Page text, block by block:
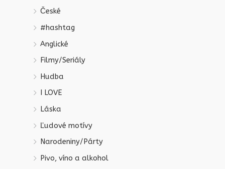
České
#hashtag
Anglické
Filmy/Seriály
Hudba
I LOVE
Láska
Ľudové motívy
Narodeniny/Párty
Pivo, víno a alkohol